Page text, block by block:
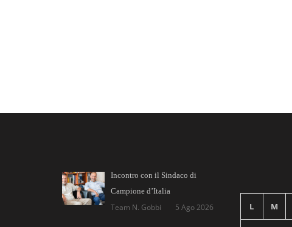
Incontro con il Sindaco di
Campione d’Italia
Team N. Gobbi 5 Ago 2026 L M